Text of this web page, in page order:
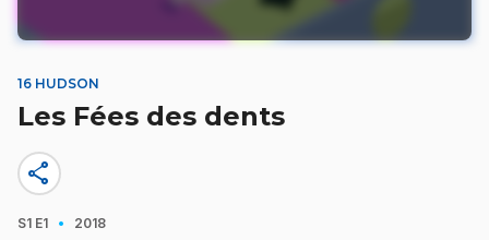
16 HUDSON
Les Fées des dents
share
S1 E1 · 2018